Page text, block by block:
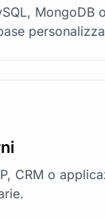
MongoDB
CRM o